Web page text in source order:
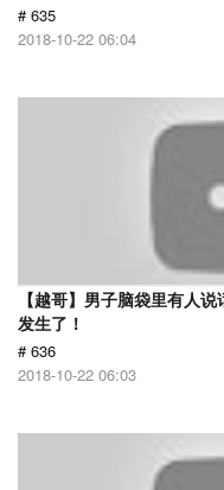
# 635
2018-10-22 06:04
【越哥】男子脑袋里有人
发生了！
# 636
2018-10-22 06:03